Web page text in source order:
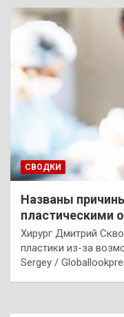
СВОДКИ
Названы
пластическими
Хирург Дмитрий
пластики из-за
Sergey /